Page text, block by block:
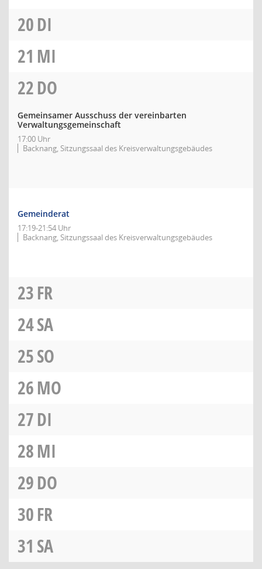
20DI
21 MI
22DO
Gemeinsamer Ausschuss der vereinbarten
Verwaltungsgemeinschaft
17:00 Uhr
Backnang, Sitzungssaal des Kreisverwaltungsgebäudes
Gemeinderat
17:19-21:54 Uhr
Backnang, Sitzungssaal des Kreisverwaltungsgebäudes
23FR
24SA
25SO
26MO
27DI
28MI
29DO
30FR
31 SA